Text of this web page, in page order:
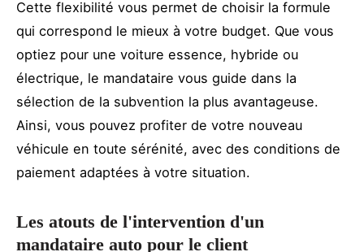
Cette flexibilité vous permet de choisir la formule
qui correspond le mieux à votre budget. Que vous
optiez pour une voiture essence, hybride ou
électrique, le mandataire vous guide dans la
sélection de la subvention la plus avantageuse.
Ainsi, vous pouvez profiter de votre nouveau
véhicule en toute sérénité, avec des conditions de
paiement adaptées à votre situation.
Les atouts de l'intervention d'un
mandataire auto pour le client